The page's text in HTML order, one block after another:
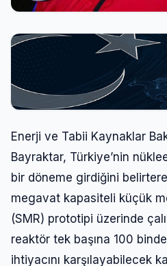
Enerji ve Tabii Kaynaklar
Bayraktar, Türkiye’nin
bir döneme girdiğini
megavat kapasiteli küçük
(SMR) prototipi üzerinde
reaktör tek başına 100
ihtiyacını karşılayabilecek